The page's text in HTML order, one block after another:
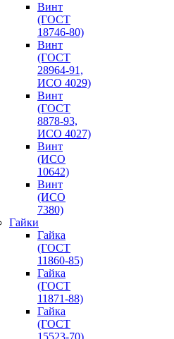
Винт
(ГОСТ
18746-80)
Винт
(ГОСТ
28964-91,
ИСО 4029)
Винт
(ГОСТ
8878-93,
ИСО 4027)
Винт
(ИСО
10642)
Винт
(ИСО
7380)
Гайки
Гайка
(ГОСТ
11860-85)
Гайка
(ГОСТ
11871-88)
Гайка
(ГОСТ
15523-70)